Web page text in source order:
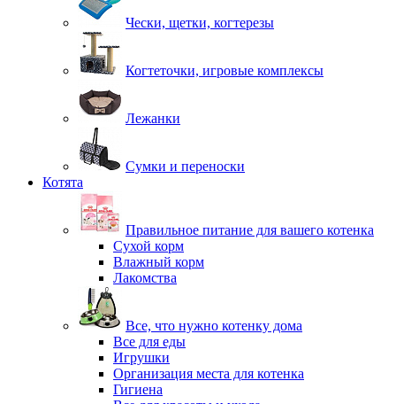
Чески, щетки, когтерезы
Когтеточки, игровые комплексы
Лежанки
Сумки и переноски
Котята
Правильное питание для вашего котенка
Сухой корм
Влажный корм
Лакомства
Все, что нужно котенку дома
Все для еды
Игрушки
Организация места для котенка
Гигиена